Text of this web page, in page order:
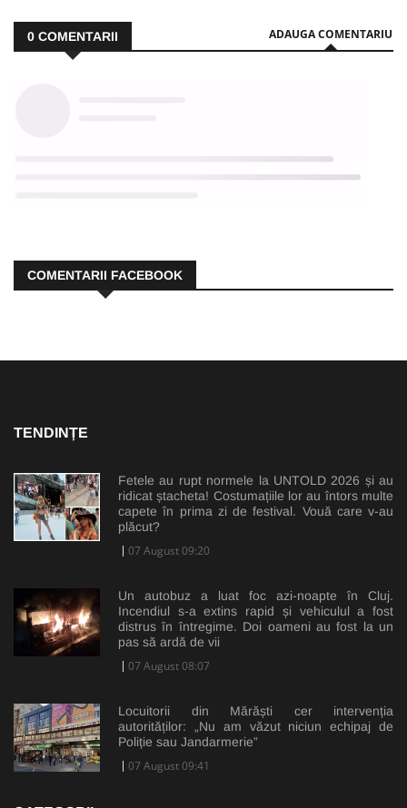
0 COMENTARII ADAUGA COMENTARIU
COMENTARII FACEBOOK
TENDINȚE
Fetele au rupt normele la UNTOLD 2026 și au
ridicat ștacheta! Costumațiile lor au întors multe
capete în prima zi de festival. Vouă care v-au
plăcut?
07 August 09:20
Un autobuz a luat foc azi-noapte în Cluj.
Incendiul s-a extins rapid și vehiculul a fost
distrus în întregime. Doi oameni au fost la un
pas să ardă de vii
07 August 08:07
Locuitorii din Mărăști cer intervenția
autorităților: „Nu am văzut niciun echipaj de
Poliție sau Jandarmerie”
07 August 09:41